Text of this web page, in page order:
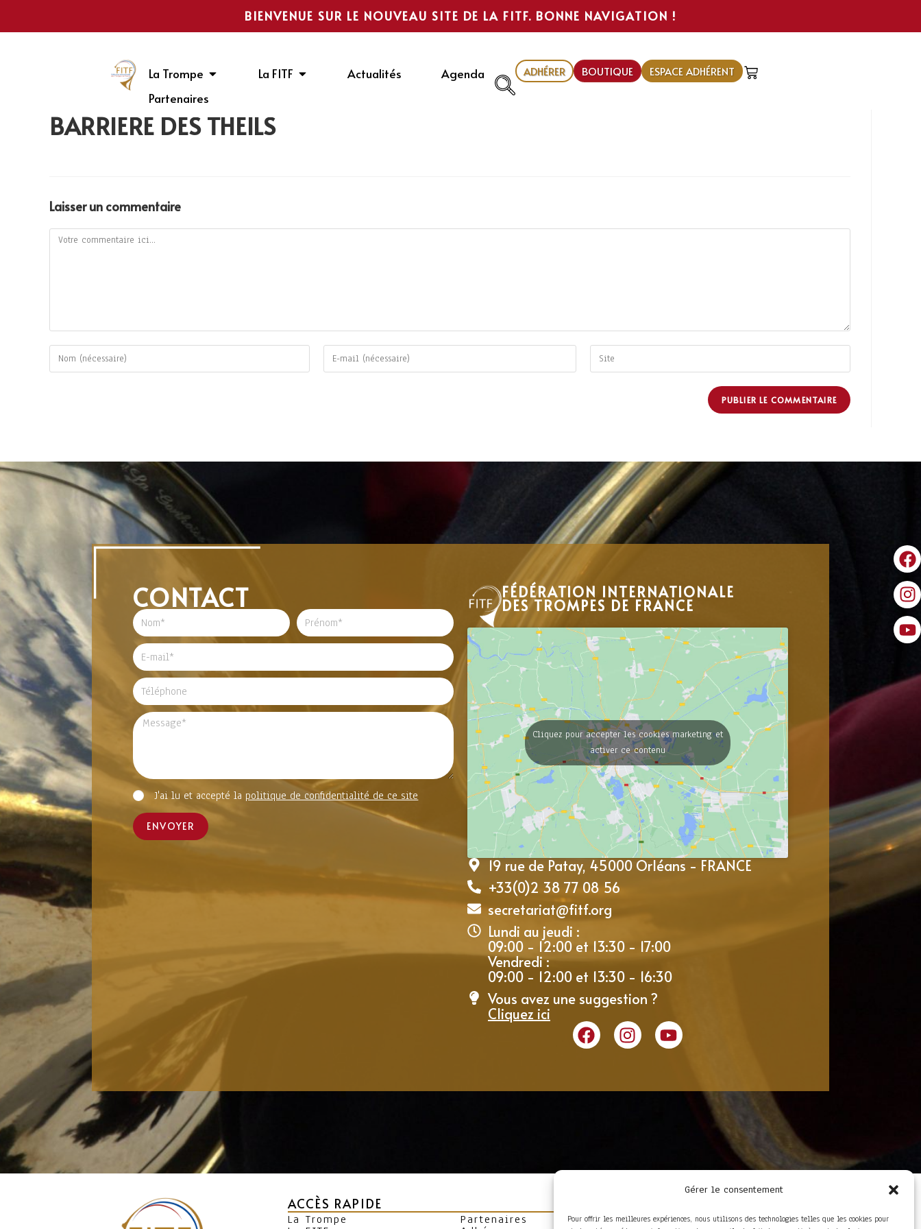
Gérer le consentement
Pour offrir les meilleures expériences, nous utilisons des technologies telles que les cookies pour
BIENVENUE SUR LE NOUVEAU SITE DE LA FITF. BONNE NAVIGATION !
La Trompe La FITF Actualités
Agenda
Partenaires
ADHÉRER BOUTIQUE ESPACE ADHÉRENT
BARRIÈRE DES THEILS
Laisser un commentaire
CONTACT
J'ai lu et accepté la politique de confidentialité de ce site
ENVOYER
FÉDÉRATION INTERNATIONALE
DES TROMPES DE FRANCE
Cliquez pour accepter les cookies marketing et
activer ce contenu
19 rue de Patay, 45000 Orléans - FRANCE
+33(0)2 38 77 08 56
secretariat@fitf.org
Lundi au jeudi :
09:00 - 12:00 et 13:30 - 17:00
Vendredi :
09:00 - 12:00 et 13:30 - 16:30
Vous avez une suggestion ?
Cliquez ici
ACCÈS RAPIDE
La Trompe Partenaires Foire aux questions